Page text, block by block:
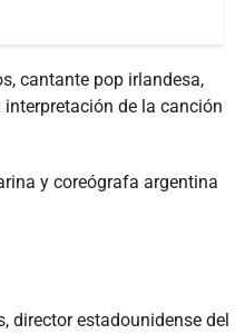
cantante pop irlandesa,
de la canción
y coreógrafa argentina
director estadounidense del